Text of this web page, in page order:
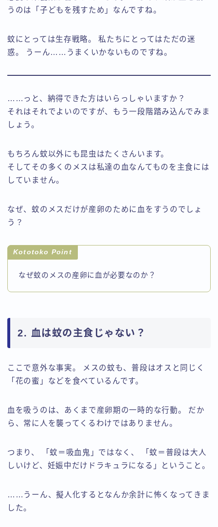
うのは「子どもを残すため」なんですね。
蚊にとっては生存戦略。 私たちにとってはただの迷
惑。 うーん……うまくいかないものですね。
……っと、納得できた方はいらっしゃいますか？
それはそれでよいのですが、もう一段階踏み込んでみま
しょう。
もちろん蚊以外にも昆虫はたくさんいます。
そしてその多くのメスは私達の血なんてものを主食には
していません。
なぜ、蚊のメスだけが産卵のために血をすうのでしょ
う？
Kototoko Point
なぜ蚊のメスの産卵に血が必要なのか？
2. 血は蚊の主食じゃない？
ここで意外な事実。 メスの蚊も、普段はオスと同じく
「花の蜜」などを食べているんです。
血を吸うのは、あくまで産卵期の一時的な行動。 だか
ら、常に人を襲ってくるわけではありません。
つまり、 「蚊＝吸血鬼」ではなく、 「蚊＝普段は大人
しいけど、妊娠中だけドラキュラになる」ということ。
……うーん、擬人化するとなんか余計に怖くなってきま
した。